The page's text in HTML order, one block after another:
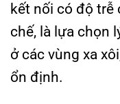
kết nối có độ trễ
chế, là lựa chọn
ở các vùng xa
ổn định.